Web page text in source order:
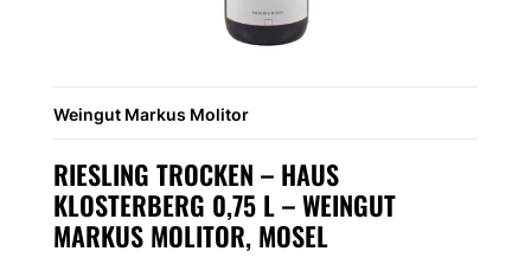
Weingut Markus Molitor
RIESLING TROCKEN – HAUS
KLOSTERBERG 0,75 L – WEINGUT
MARKUS MOLITOR, MOSEL